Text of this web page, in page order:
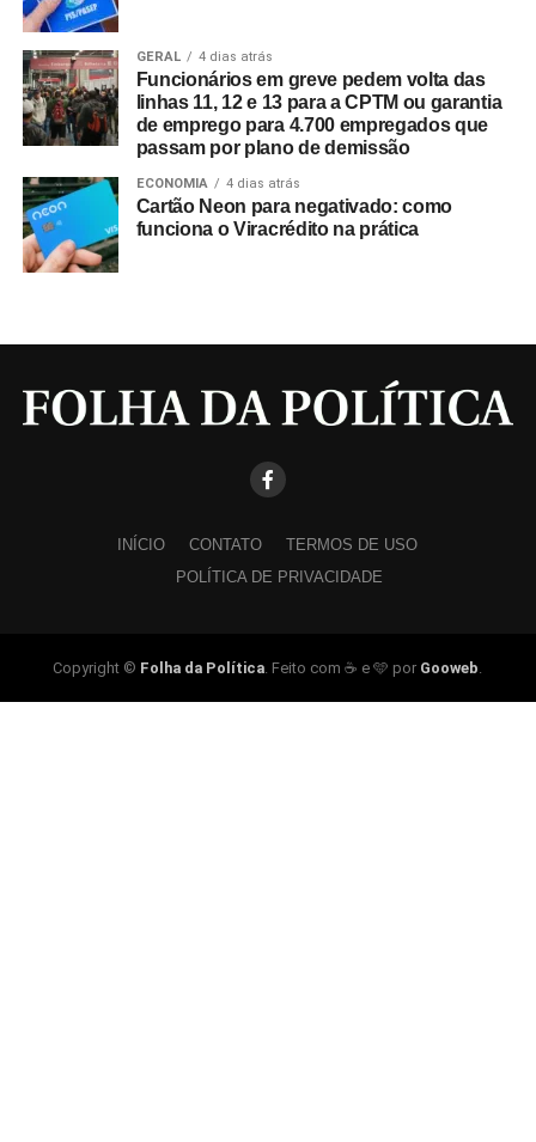
GERAL 4 dias atrás
Funcionários em greve pedem volta das
linhas 11, 12 e 13 para a CPTM ou garantia
de emprego para 4.700 empregados que
passam por plano de demissão
ECONOMIA 4 dias atrás
Cartão Neon para negativado: como
funciona o Viracrédito na prática
INÍCIO CONTATO
TERMOS DE USO
POLÍTICA DE PRIVACIDADE
Copyright © Folha da Política . Feito com ☕ e 🩵 por Gooweb